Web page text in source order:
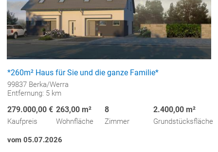
*260m² Haus für Sie und die ganze Familie*
99837 Berka/Werra
Entfernung: 5 km
279.000,00 €
Kaufpreis
263,00 m²
Wohnfläche
8
Zimmer
2.400,00 m²
Grundstücksfläche
vom 05.07.2026